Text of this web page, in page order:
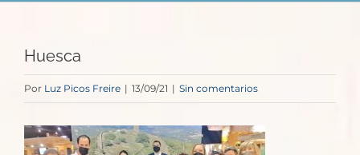
Huesca
Por Luz Picos Freire | 13/09/21 | Sin comentarios